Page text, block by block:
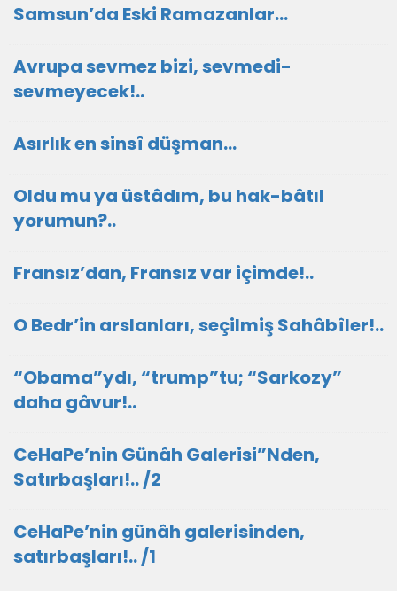
Samsun’da Eski Ramazanlar…
Avrupa sevmez bizi, sevmedi-
sevmeyecek!..
Asırlık en sinsî düşman...
Oldu mu ya üstâdım, bu hak-bâtıl
yorumun?..
Fransız’dan, Fransız var içimde!..
O Bedr’in arslanları, seçilmiş Sahâbîler!..
“Obama”ydı, “trump”tu; “Sarkozy”
daha gâvur!..
CeHaPe’nin Günâh Galerisi”Nden,
Satırbaşları!.. /2
CeHaPe’nin günâh galerisinden,
satırbaşları!.. /1